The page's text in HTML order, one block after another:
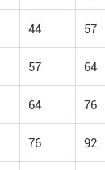
44 57
57 64
64 76
76 92